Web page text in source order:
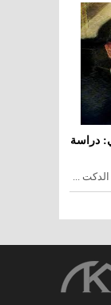
دراسة
الدكت ...